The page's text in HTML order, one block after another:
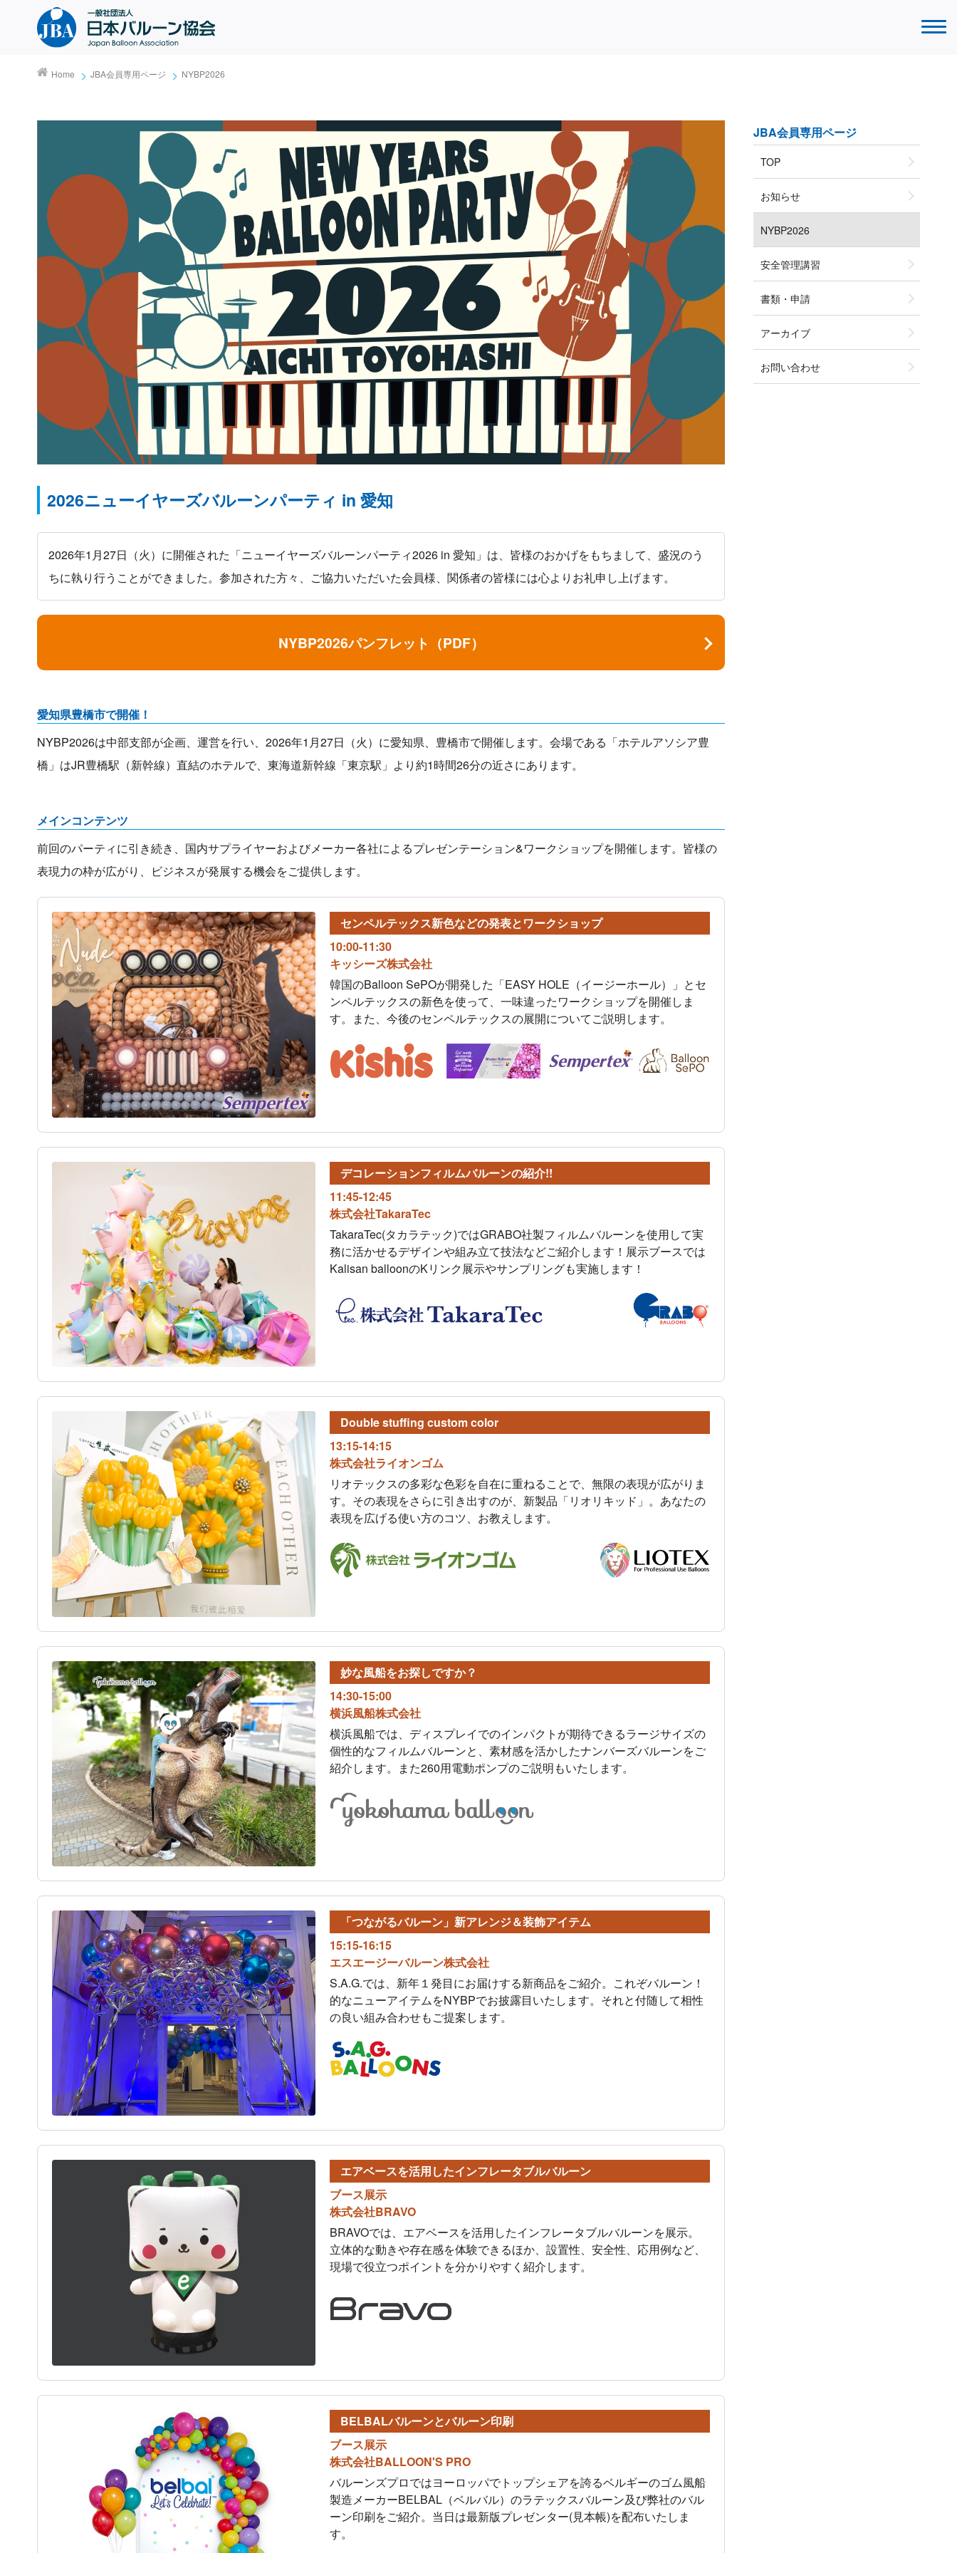
Home JBA会員専用ページ NYBP2026
2026ニューイヤーズバルーンパーティ in 愛知
2026年1月27日（火）に開催された「ニューイヤーズバルーンパーティ2026 in 愛知」は、皆様のおかげをもちまして、盛況のう
ちに執り行うことができました。参加された方々、ご協力いただいた会員様、関係者の皆様には心よりお礼申し上げます。
NYBP2026パンフレット（PDF）
愛知県豊橋市で開催！
NYBP2026は中部支部が企画、運営を行い、2026年1月27日（火）に愛知県、豊橋市で開催します。会場である「ホテルアソシア豊
橋」はJR豊橋駅（新幹線）直結のホテルで、東海道新幹線「東京駅」より約1時間26分の近さにあります。
メインコンテンツ
前回のパーティに引き続き、国内サプライヤーおよびメーカー各社によるプレゼンテーション&ワークショップを開催します。皆様の
表現力の枠が広がり、ビジネスが発展する機会をご提供します。
センペルテックス新色などの発表とワークショップ
10:00-11:30
キッシーズ株式会社
韓国のBalloon SePOが開発した「EASY HOLE（イージーホール）」とセ
ンペルテックスの新色を使って、一味違ったワークショップを開催しま
す。また、今後のセンペルテックスの展開についてご説明します。
デコレーションフィルムバルーンの紹介!!
11:45-12:45
株式会社TakaraTec
TakaraTec(タカラテック)ではGRABO社製フィルムバルーンを使用して実
務に活かせるデザインや組み立て技法などご紹介します！展示ブースでは
Kalisan balloonのKリンク展示やサンプリングも実施します！
Double stuffing custom color
13:15-14:15
株式会社ライオンゴム
リオテックスの多彩な色彩を自在に重ねることで、無限の表現が広がりま
す。その表現をさらに引き出すのが、新製品「リオリキッド」。あなたの
表現を広げる使い方のコツ、お教えします。
妙な風船をお探しですか？
14:30-15:00
横浜風船株式会社
横浜風船では、ディスプレイでのインパクトが期待できるラージサイズの
個性的なフィルムバルーンと、素材感を活かしたナンバーズバルーンをご
紹介します。また260用電動ポンプのご説明もいたします。
「つながるバルーン」 新アレンジ＆装飾アイテム
15:15-16:15
エスエージーバルーン株式会社
S.A.G.では、新年１発目にお届けする新商品をご紹介。これぞバルーン！
的なニューアイテムをNYBPでお披露目いたします。それと付随して相性
の良い組み合わせもご提案します。
エアベースを活用したインフレータブルバルーン
ブース展示
株式会社BRAVO
BRAVOでは、エアベースを活用したインフレータブルバルーンを展示。
立体的な動きや存在感を体験できるほか、設置性、安全性、応用例など、
現場で役立つポイントを分かりやすく紹介します。
BELBALバルーンとバルーン印刷
ブース展示
株式会社BALLOON'S PRO
バルーンズプロではヨーロッパでトップシェアを誇るベルギーのゴム風船
製造メーカーBELBAL（ベルバル）のラテックスバルーン及び弊社のバル
ーン印刷をご紹介。当日は最新版プレゼンター(見本帳)を配布いたしま
す。
JBA会員専用ページ
TOP
お知らせ
NYBP2026
安全管理講習
書類・申請
アーカイブ
お問い合わせ